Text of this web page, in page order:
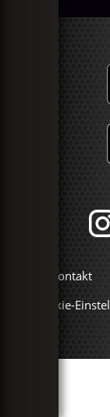
Kontakt
Cookie-